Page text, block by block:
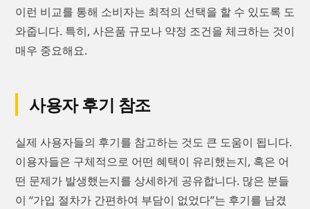
이런 비교를 통해 소비자는 최적의 선택을 할 수 있도록 도
와줍니다. 특히, 사은품 규모나 약정 조건을 체크하는 것이
매우 중요해요.
사용자 후기 참조
실제 사용자들의 후기를 참고하는 것도 큰 도움이 됩니다.
이용자들은 구체적으로 어떤 혜택이 유리했는지, 혹은 어
떤 문제가 발생했는지를 상세하게 공유합니다. 많은 분들
이 “가입 절차가 간편하여 부담이 없었다”는 후기를 남겼